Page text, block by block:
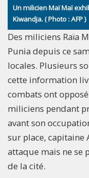
Un milicien Maï Maï
Kiwandja. ( Photo : AFP )
Des miliciens Raïa
Punia depuis ce
locales. Plusieurs
cette information
combats ont
miliciens pendant
avant son
sur place, capitaine
attaque mais ne se
de la cité.